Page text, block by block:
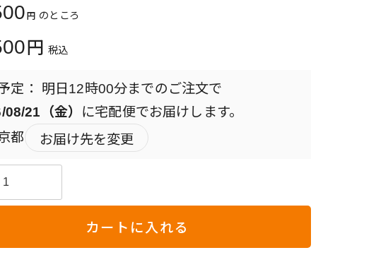
のところ
税込
明日 12時00分までのご注文で
21（金） に宅配便でお届けします。
都
お届け先を変更
カートに入れる